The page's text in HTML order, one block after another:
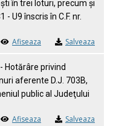
în trei loturi, precum şi
U9 înscris în C.F. nr.
Afiseaza Salveaza
Hotărâre privind
aferente D.J. 703B,
public al Judeţului
Afiseaza Salveaza